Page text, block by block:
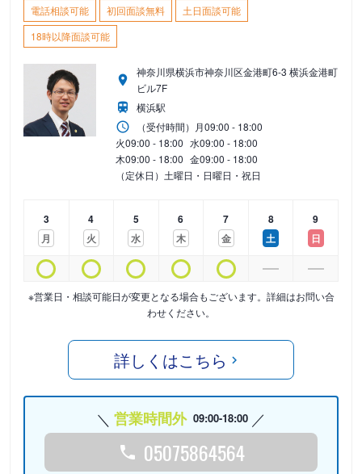
電話相談可能 初回面談無料
土日面談可能
18時以降面談可能
神奈川県横浜市神奈川区金港町6-3 横浜金港町
ビル7F
横浜駅
（受付時間） 月09:00 - 18:00
火09:00 - 18:00 水09:00 - 18:00
木09:00 - 18:00 金09:00 - 18:00
（定休日）土曜日・日曜日・祝日
3
月
4
火
5
水
6
木
7
金
8
土
9
日
※営業日・相談可能日が変更となる場合もございます。詳細はお問い合
わせください。
詳しくはこちら
営業時間外 09:00-18:00
05075864564